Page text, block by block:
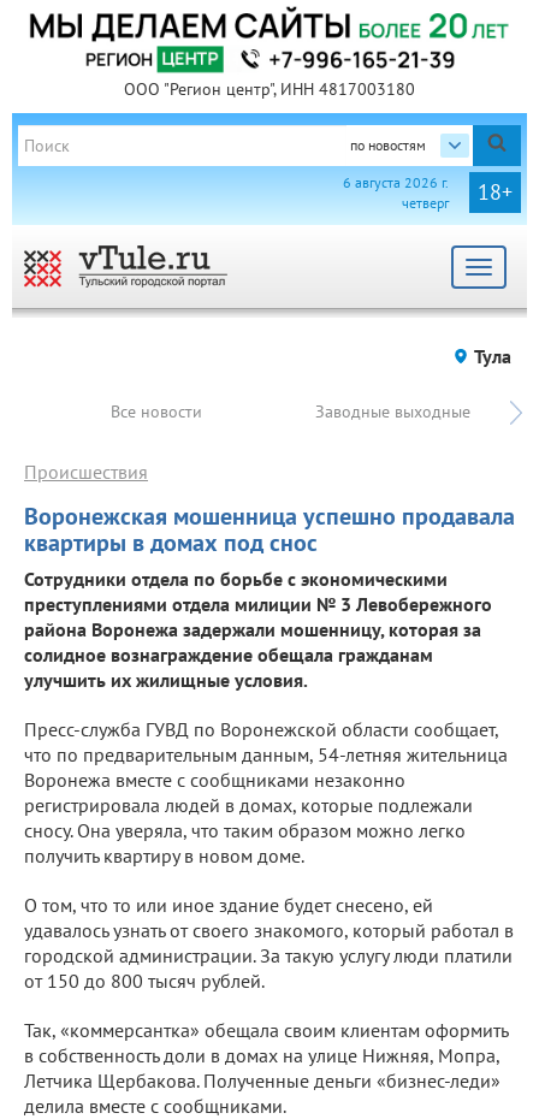
ООО "Регион центр", ИНН 4817003180
по новостям
18+
6 августа 2026 г.
четверг
Toggle
Тула
Все новости Заводные выходные
Воронежская мошенница успешно продавала
квартиры в домах под снос
Происшествия
Сотрудники отдела по борьбе с экономическими
преступлениями отдела милиции № 3 Левобережного
района Воронежа задержали мошенницу, которая за
солидное вознаграждение обещала гражданам
улучшить их жилищные условия.
Пресс-служба ГУВД по Воронежской области сообщает,
что по предварительным данным, 54-летняя жительница
Воронежа вместе с сообщниками незаконно
регистрировала людей в домах, которые подлежали
сносу. Она уверяла, что таким образом можно легко
получить квартиру в новом доме.
О том, что то или иное здание будет снесено, ей
удавалось узнать от своего знакомого, который работал в
городской администрации. За такую услугу люди платили
от 150 до 800 тысяч рублей.
Так, «коммерсантка» обещала своим клиентам оформить
в собственность доли в домах на улице Нижняя, Мопра,
Летчика Щербакова. Полученные деньги «бизнес-леди»
делила вместе с сообщниками.